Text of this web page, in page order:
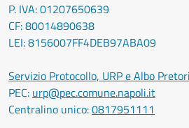
P. IVA: 01207650639
CF: 80014890638
LEI: 8156007FF4DEB97ABA09
Servizio Protocollo, URP e Albo
PEC: urp@pec.comune.napoli.it
Centralino unico:0817951111